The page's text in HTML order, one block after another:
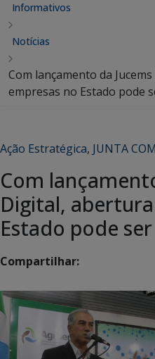
Informativos
Notícias
Com lançamento da
empresas no Estado pode
Ação Estratégica, JUNTA
Com
Digital,
Estado pode
Compartilhar: